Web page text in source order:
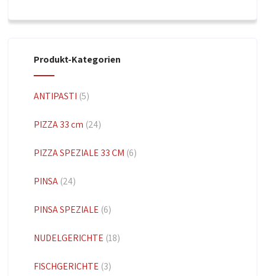
Produkt-Kategorien
ANTIPASTI (5)
PIZZA 33 cm (24)
PIZZA SPEZIALE 33 CM (6)
PINSA (24)
PINSA SPEZIALE (6)
NUDELGERICHTE (18)
FISCHGERICHTE (3)